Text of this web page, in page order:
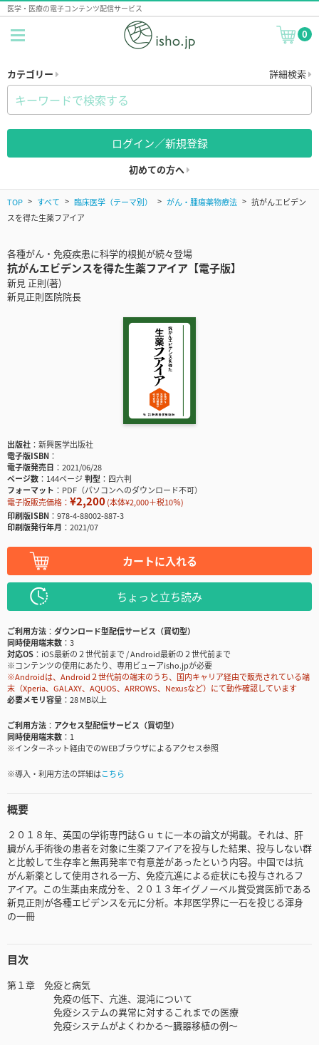
医学・医療の電子コンテンツ配信サービス
0
カテゴリー 詳細検索
ログイン／新規登録
初めての方へ
TOP すべて 臨床医学（テーマ別） がん・腫瘍薬物療法
抗がんエビデン
スを得た生薬フアイア
各種がん・免疫疾患に科学的根拠が続々登場
抗がんエビデンスを得た生薬フアイア【電子版】
新見 正則(著)
新見正則医院院長
出版社
新興医学出版社
電子版ISBN
電子版発売日
2021/06/28
ページ数
144ページ判型
四六判
フォーマット
PDF（パソコンへのダウンロード不可）
電子版販売価格： ¥2,200(本体¥2,000＋税10％)
印刷版ISBN
978-4-88002-887-3
印刷版発行年月
2021/07
カートに入れる
ちょっと立ち読み
ご利用方法
ダウンロード型配信サービス（買切型）
同時使用端末数
3
対応OS
iOS最新の２世代前まで / Android最新の２世代前まで
※コンテンツの使用にあたり、専用ビューアisho.jpが必要
※Androidは、Android２世代前の端末のうち、国内キャリア経由で販売されている端
末（Xperia、GALAXY、AQUOS、ARROWS、Nexusなど）にて動作確認しています
必要メモリ容量
28 MB以上
ご利用方法
アクセス型配信サービス（買切型）
同時使用端末数
1
※インターネット経由でのWEBブラウザによるアクセス参照
※導入・利用方法の詳細はこちら
概要
２０１８年、英国の学術専門誌Ｇｕｔに一本の論文が掲載。それは、肝
臓がん手術後の患者を対象に生薬フアイアを投与した結果、投与しない群
と比較して生存率と無再発率で有意差があったという内容。中国では抗
がん新薬として使用される一方、免疫亢進による症状にも投与されるフ
アイア。この生薬由来成分を、２０１３年イグノーベル賞受賞医師である
新見正則が各種エビデンスを元に分析。本邦医学界に一石を投じる渾身
の一冊
目次
第１章 免疫と病気
免疫の低下、亢進、混沌について
免疫システムの異常に対するこれまでの医療
免疫システムがよくわかる～臓器移植の例～